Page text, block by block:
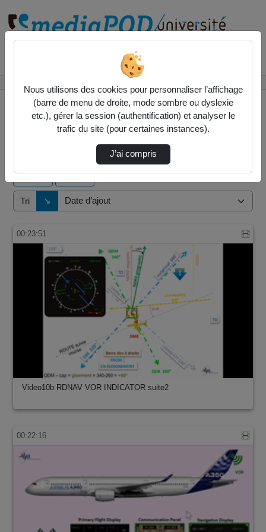
2 vidéos trouvées
Tri ↘
Direction de tri
00:23:51
Video10b RDNAV VOR INDICATOR suite2
00:22:16
Nous utilisons des cookies pour personnaliser l’affichage
(barre de menu de droite, mode sombre ou dyslexie
etc.), gérer la session (authentification) et analyser le
trafic du site (pour certaines instances).
J’ai compris